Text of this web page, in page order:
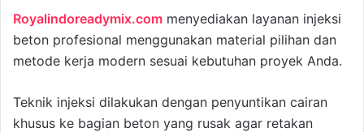
Royalindoreadymix.com menyediakan layanan injeksi
beton profesional menggunakan material pilihan dan
metode kerja modern sesuai kebutuhan proyek Anda.
Teknik injeksi dilakukan dengan penyuntikan cairan
khusus ke bagian beton yang rusak agar retakan